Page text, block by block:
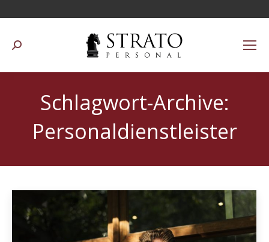
Suchen:
Schlagwort-Archive:
Personaldienstleister